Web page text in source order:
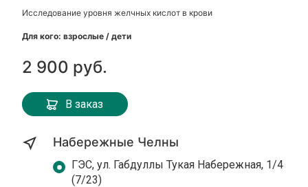
Исследование уровня желчных кислот в крови
Для кого: взрослые / дети
2 900 руб.
В заказ
Набережные Челны
ГЭС, ул. Габдуллы Тукая Набережная, 1/4
(7/23)